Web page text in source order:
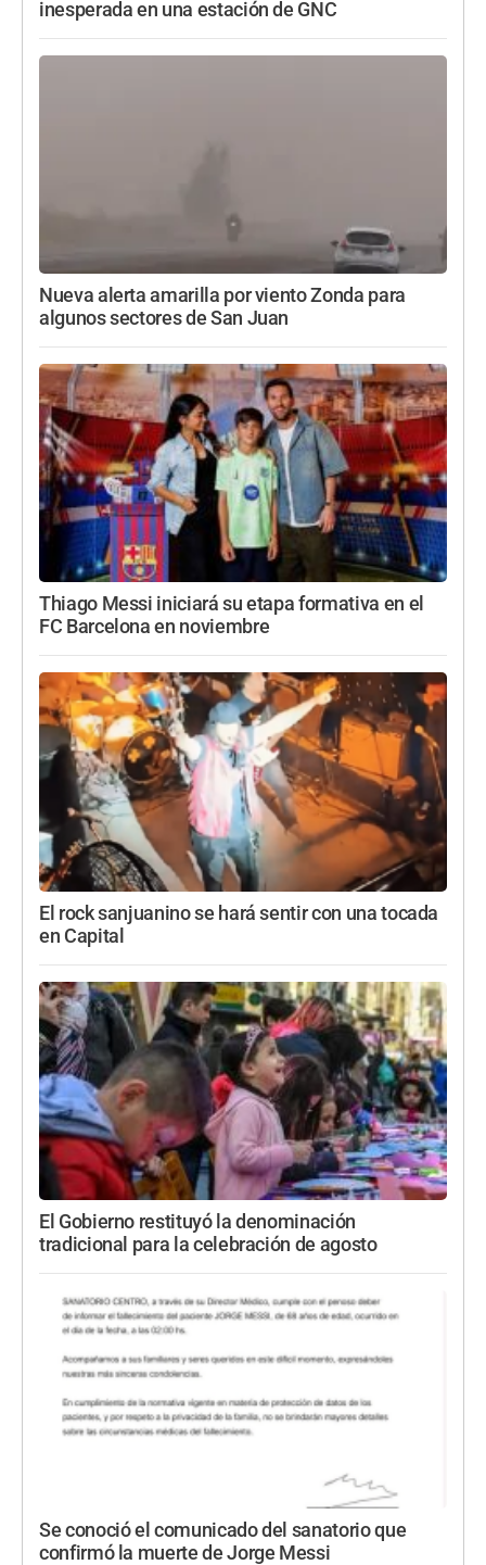
inesperada en una estación de GNC
Nueva alerta amarilla por viento Zonda para
algunos sectores de San Juan
Thiago Messi iniciará su etapa formativa en el
FC Barcelona en noviembre
El rock sanjuanino se hará sentir con una tocada
en Capital
El Gobierno restituyó la denominación
tradicional para la celebración de agosto
Se conoció el comunicado del sanatorio que
confirmó la muerte de Jorge Messi